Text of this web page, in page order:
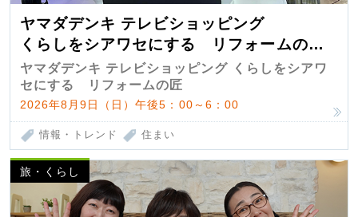
ヤマダデンキ テレビショッピング
くらしをシアワセにする リフォームの
匠 第7弾
ヤマダデンキ テレビショッピング くらしをシアワ
セにする リフォームの匠
2026年8月9日（日）午後5：00～6：00
情報・トレンド 住まい
旅・くらし